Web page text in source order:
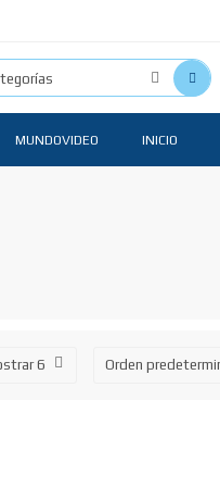
MUNDOVIDEO INICIO